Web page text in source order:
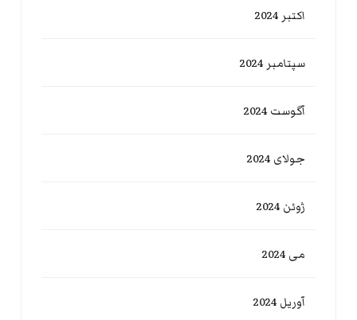
اکتبر 2024
سپتامبر 2024
آگوست 2024
جولای 2024
ژوئن 2024
می 2024
آوریل 2024